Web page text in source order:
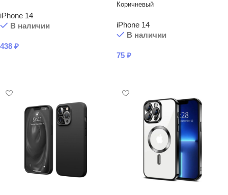
iPhone 14
В наличии
438 ₽
Коричневый
iPhone 14
В наличии
75 ₽